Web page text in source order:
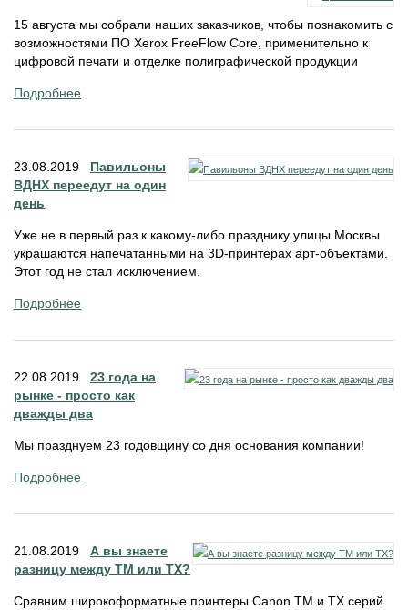
15 августа мы собрали наших заказчиков, чтобы познакомить с
возможностями ПО Xerox FreeFlow Core, применительно к
цифровой печати и отделке полиграфической продукции
Подробнее
23.08.2019 Павильоны
ВДНХ переедут на один
день
Уже не в первый раз к какому-либо празднику улицы Москвы
украшаются напечатанными на 3D-принтерах арт-объектами.
Этот год не стал исключением.
Подробнее
22.08.2019 23 года на
рынке - просто как
дважды два
Мы празднуем 23 годовщину со дня основания компании!
Подробнее
21.08.2019 А вы знаете
разницу между TM или TX?
Сравним широкоформатные принтеры Canon ТМ и ТХ серий